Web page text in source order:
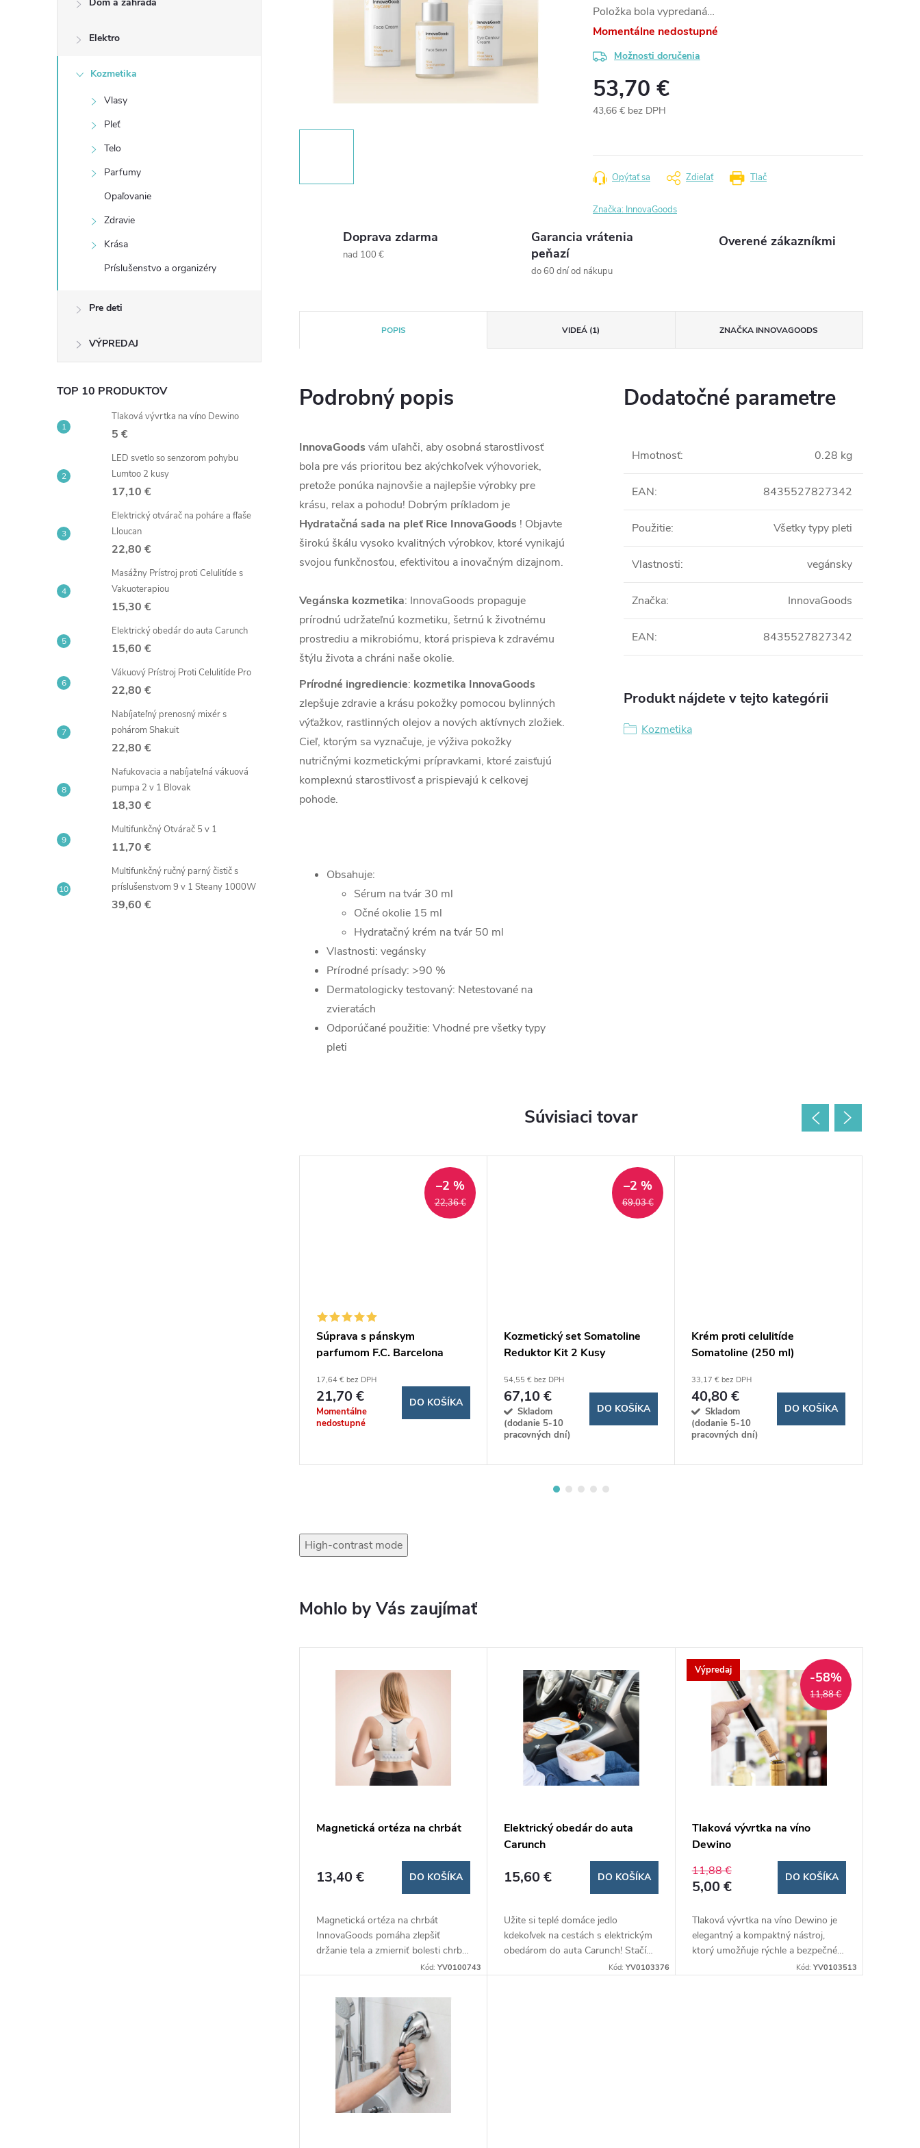
ý
Elektro
Kozmetika
Vlasy
Pleť
Telo
Parfumy
Opaľovanie
Zdravie
Krása
Príslušenstvo a organizéry
Pre deti
VÝPREDAJ
TOP 10 PRODUKTOV
Tlaková vývrtka na víno Dewino
5 €
LED svetlo so senzorom pohybu
Lumtoo 2 kusy
17,10 €
Elektrický otvárač na poháre a fľaše
Lloucan
22,80 €
Masážny Prístroj proti Celulitíde s
Vakuoterapiou
15,30 €
Elektrický obedár do auta Carunch
15,60 €
Vákuový Prístroj Proti Celulitíde Pro
22,80 €
Nabíjateľný prenosný mixér s
pohárom Shakuit
22,80 €
Nafukovacia a nabíjateľná vákuová
pumpa 2 v 1 Blovak
18,30 €
Multifunkčný Otvárač 5 v 1
11,70 €
Multifunkčný ručný parný čistič s
príslušenstvom 9 v 1 Steany 1000W
39,60 €
Položka bola vypredaná…
Momentálne nedostupné
Možnosti doručenia
53,70 €
43,66 € bez DPH
Tlač
Opýtať sa Zdieľať
Značka: InnovaGoods
Doprava zdarma
nad 100 €
Garancia vrátenia
peňazí
do 60 dní od nákupu
Overené zákazníkmi
POPIS VIDEÁ (1) ZNAČKA INNOVAGOODS
Podrobný popis
InnovaGoods vám uľahči, aby osobná starostlivosť
bola pre vás prioritou bez akýchkoľvek výhovoriek,
pretože ponúka najnovšie a najlepšie výrobky pre
krásu, relax a pohodu! Dobrým príkladom je
Hydratačná sada na pleť Rice InnovaGoods ! Objavte
širokú škálu vysoko kvalitných výrobkov, ktoré vynikajú
svojou funkčnosťou, efektivitou a inovačným dizajnom.
Vegánska kozmetika: InnovaGoods propaguje
prírodnú udržateľnú kozmetiku, šetrnú k životnému
prostrediu a mikrobiómu, ktorá prispieva k zdravému
štýlu života a chráni naše okolie.
Prírodné ingrediencie: kozmetika InnovaGoods
zlepšuje zdravie a krásu pokožky pomocou bylinných
výťažkov, rastlinných olejov a nových aktívnych zložiek.
Cieľ, ktorým sa vyznačuje, je výživa pokožky
nutričnými kozmetickými prípravkami, ktoré zaisťujú
komplexnú starostlivosť a prispievajú k celkovej
pohode.
Obsahuje:
Sérum na tvár 30 ml
Očné okolie 15 ml
Hydratačný krém na tvár 50 ml
Vlastnosti: vegánsky
Prírodné prísady: >90 %
Dermatologicky testovaný: Netestované na
zvieratách
Odporúčané použitie: Vhodné pre všetky typy
pleti
Dodatočné parametre
Hmotnosť: 0.28 kg
EAN: 8435527827342
Použitie: Všetky typy pleti
Vlastnosti: vegánsky
Značka: InnovaGoods
EAN: 8435527827342
Produkt nájdete v tejto kategórii
Kozmetika
Súvisiaci tovar
22,36 €
–2 %
Súprava s pánskym
parfumom F.C. Barcelona
pcs) 2 ks
17,64 € bez DPH
21,70 €
Momentálne
nedostupné
DO KOŠÍKA
69,03 €
–2 %
Kozmetický set Somatoline
Reduktor Kit 2 Kusy
54,55 € bez DPH
67,10 €
Skladom
(dodanie 5-10
pracovných dní)
DO KOŠÍKA
Krém proti celulitíde
Somatoline (250 ml)
33,17 € bez DPH
40,80 €
Skladom
(dodanie 5-10
pracovných dní)
DO KOŠÍKA
High-contrast mode
Mohlo by Vás zaujímať
Magnetická ortéza na chrbát
13,40 € DO KOŠÍKA
Magnetická ortéza na chrbát
InnovaGoods pomáha zlepšiť
držanie tela a zmierniť bolesti chrbta
pomocou 12 zabudovaných
Je nastaviteľná, pohodlná a
diskrétna pod oblečením, vhodná
pre každodenné nosenie.
Kód:YV0100743
Elektrický obedár do auta
Carunch
15,60 € DO KOŠÍKA
Užite si teplé domáce jedlo
kdekoľvek na cestách s elektrickým
obedárom do auta Carunch! Stačí
ho pripojiť do zásuvky v aute a jedlo
Kód: YV0103376
Výpredaj
11,88 €
-58%
Tlaková vývrtka na víno
Dewino
11,88 €
5,00 €
DO KOŠÍKA
Tlaková vývrtka na víno Dewino je
elegantný a kompaktný nástroj,
ktorý umožňuje rýchle a bezpečné
otváranie fliaš bez rizika poškodenia
Kód: YV0103513